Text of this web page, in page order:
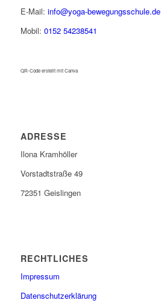
E-Mail: info@yoga-bewegungsschule.de
Mobil: 0152 54238541
QR-Code erstellt mit Canva
ADRESSE
Ilona Kramhöller
Vorstadtstraße 49
72351 Geislingen
RECHTLICHES
Impressum
Datenschutzerklärung